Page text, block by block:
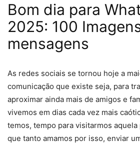
Bom dia para
2025: 100
mensagens
As redes sociais se tornou hoje a
comunicação que existe seja, para
aproximar ainda mais de amigos e
vivemos em dias cada vez mais
temos, tempo para visitarmos
que tanto amamos por isso, enviar